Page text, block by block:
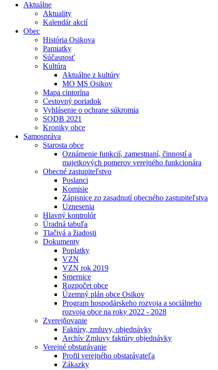
Aktuálne
Aktuality
Kalendár akcií
Obec
História Osikova
Pamiatky
Súčasnosť
Kultúra
Aktuálne z kultúry
MO MS Osikov
Mapa cintorína
Cestovný poriadok
Vyhlásenie o ochrane súkromia
SODB 2021
Kroniky obce
Samospráva
Starosta obce
Oznámenie funkcií, zamestnaní, činností a
majetkových pomerov verejného funkcionára
Obecné zastupiteľstvo
Poslanci
Komisie
Zápisnice zo zasadnutí obecného zastupiteľstva
Uznesenia
Hlavný kontrolór
Úradná tabuľa
Tlačivá a žiadosti
Dokumenty
Poplatky
VZN
VZN rok 2019
Smernice
Rozpočet obce
Územný plán obce Osikov
Program hospodárskeho rozvoja a sociálneho
rozvoja obce na roky 2022 - 2028
Zverejňovanie
Faktúry, zmluvy, objednávky
Archív Zmluvy faktúry objednávky
Verejné obstarávanie
Profil verejného obstarávateľa
Zákazky